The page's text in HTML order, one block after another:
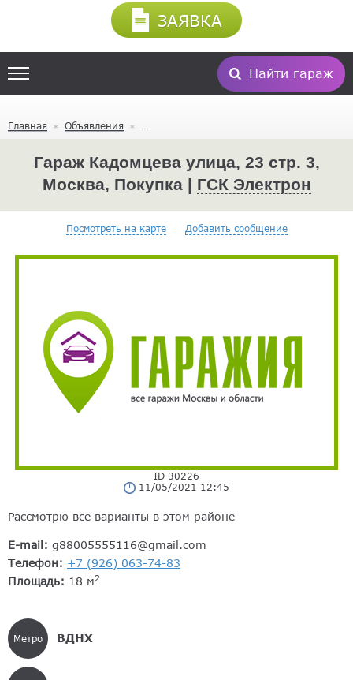
Найти гараж
ЗАЯВКА
Главная Объявления
Гараж Кадомцева улица, 23 стр. 3,
Москва, Покупка | ГСК Электрон
Посмотреть на карте Добавить сообщение
ID 30226
11/05/2021 12:45
Рассмотрю все варианты в этом районе
E-mail: g88005555116@gmail.com
Телефон: +7 (926) 063-74-83
Площадь: 18 м2
Метро ВДНХ